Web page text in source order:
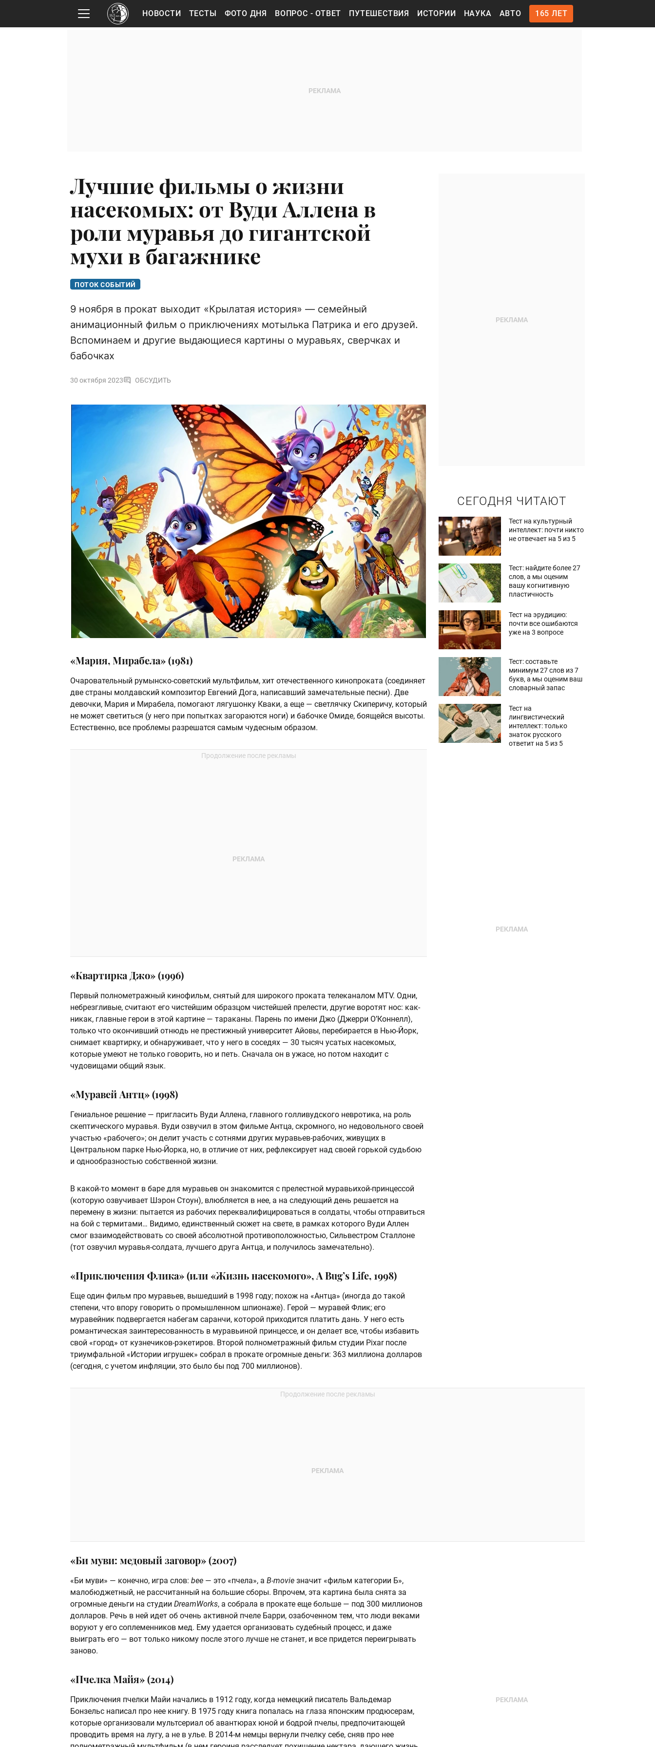
НОВОСТИ ТЕСТЫ ФОТО ДНЯ ВОПРОС - ОТВЕТ ПУТЕШЕСТВИЯ ИСТОРИИ НАУКА АВТО 165 ЛЕТ
Лучшие фильмы о жизни
насекомых: от Вуди Аллена в
роли муравья до гигантской
мухи в багажнике
ПОТОК СОБЫТИЙ
9 ноября в прокат выходит «Крылатая история» — семейный
анимационный фильм о приключениях мотылька Патрика и его друзей.
Вспоминаем и другие выдающиеся картины о муравьях, сверчках и
бабочках
30 октября 2023 ОБСУДИТЬ
«Мария, Мирабела» (1981)
Очаровательный румынско-советский мультфильм, хит отечественного кинопроката (соединяет
две страны молдавский композитор Евгений Дога, написавший замечательные песни). Две
девочки, Мария и Мирабела, помогают лягушонку Кваки, а еще — светлячку Скиперичу, который
не может светиться (у него при попытках загораются ноги) и бабочке Омиде, боящейся высоты.
Естественно, все проблемы разрешатся самым чудесным образом.
«Квартирка Джо» (1996)
Первый полнометражный кинофильм, снятый для широкого проката телеканалом MTV. Одни,
небрезгливые, считают его чистейшим образцом чистейшей прелести, другие воротят нос: как-
никак, главные герои в этой картине — тараканы. Парень по имени Джо (Джерри О’Коннелл),
только что окончивший отнюдь не престижный университет Айовы, перебирается в Нью-Йорк,
снимает квартирку, и обнаруживает, что у него в соседях — 30 тысяч усатых насекомых,
которые умеют не только говорить, но и петь. Сначала он в ужасе, но потом находит с
чудовищами общий язык.
«Муравей Антц» (1998)
Гениальное решение — пригласить Вуди Аллена, главного голливудского невротика, на роль
скептического муравья. Вуди озвучил в этом фильме Антца, скромного, но недовольного своей
участью «рабочего»; он делит участь с сотнями других муравьев-рабочих, живущих в
Центральном парке Нью-Йорка, но, в отличие от них, рефлексирует над своей горькой судьбою
и однообразностью собственной жизни.
В какой-то момент в баре для муравьев он знакомится с прелестной муравьихой-принцессой
(которую озвучивает Шэрон Стоун), влюбляется в нее, а на следующий день решается на
перемену в жизни: пытается из рабочих переквалифицироваться в солдаты, чтобы отправиться
на бой с термитами… Видимо, единственный сюжет на свете, в рамках которого Вуди Аллен
смог взаимодействовать со своей абсолютной противоположностью, Сильвестром Сталлоне
(тот озвучил муравья-солдата, лучшего друга Антца, и получилось замечательно).
«Приключения Флика» (или «Жизнь насекомого», A Bug’s Life, 1998)
Еще один фильм про муравьев, вышедший в 1998 году; похож на «Антца» (иногда до такой
степени, что впору говорить о промышленном шпионаже). Герой — муравей Флик; его
муравейник подвергается набегам саранчи, которой приходится платить дань. У него есть
романтическая заинтересованность в муравьиной принцессе, и он делает все, чтобы избавить
свой «город» от кузнечиков-рэкетиров. Второй полнометражный фильм студии Pixar после
триумфальной «Истории игрушек» собрал в прокате огромные деньги: 363 миллиона долларов
(сегодня, с учетом инфляции, это было бы под 700 миллионов).
«Би муви: медовый заговор» (2007)
«Би муви» — конечно, игра слов: bee — это «пчела», а B-movie значит «фильм категории Б»,
малобюджетный, не рассчитанный на большие сборы. Впрочем, эта картина была снята за
огромные деньги на студии DreamWorks, а собрала в прокате еще больше — под 300 миллионов
долларов. Речь в ней идет об очень активной пчеле Барри, озабоченном тем, что люди веками
воруют у его соплеменников мед. Ему удается организовать судебный процесс, и даже
выиграть его — вот только никому после этого лучше не станет, и все придется переигрывать
заново.
«Пчелка Майя» (2014)
Приключения пчелки Майи начались в 1912 году, когда немецкий писатель Вальдемар
Бонзельс написал про нее книгу. В 1975 году книга попалась на глаза японским продюсерам,
которые организовали мультсериал об авантюрах юной и бодрой пчелы, предпочитающей
проводить время на лугу, а не в улье. В 2014-м немцы вернули пчелку себе, сняв про нее
СЕГОДНЯ ЧИТАЮТ
Тест на культурный
интеллект: почти никто
не отвечает на 5 из 5
Тест: найдите более 27
слов, а мы оценим
вашу когнитивную
пластичность
Тест на эрудицию:
почти все ошибаются
уже на 3 вопросе
Тест: составьте
минимум 27 слов из 7
букв, а мы оценим ваш
словарный запас
Тест на
лингвистический
интеллект: только
знаток русского
ответит на 5 из 5